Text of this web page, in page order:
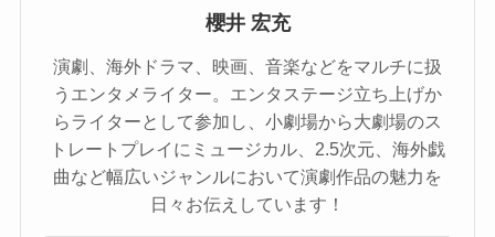
櫻井 宏充
演劇、海外ドラマ、映画、音楽などをマルチに扱
うエンタメライター。エンタステージ立ち上げか
らライターとして参加し、小劇場から大劇場のス
トレートプレイにミュージカル、2.5次元、海外戯
曲など幅広いジャンルにおいて演劇作品の魅力を
日々お伝えしています！